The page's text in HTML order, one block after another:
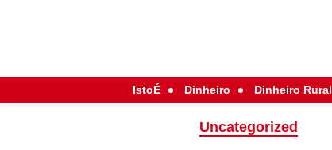
IstoÉ Dinheiro Dinheiro Rural
Uncategorized